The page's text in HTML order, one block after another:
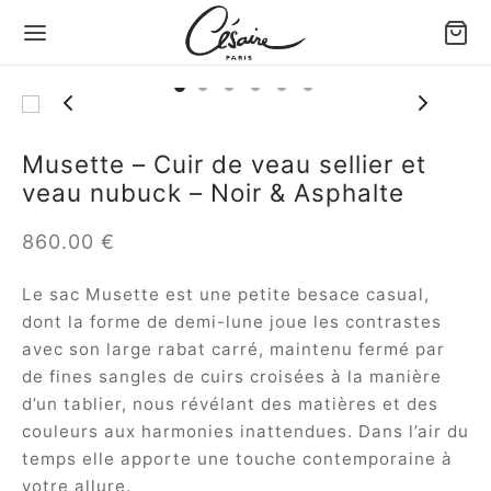
Musette – Cuir de veau sellier et
veau nubuck – Noir & Asphalte
860.00 €
Le sac Musette est une petite besace casual,
dont la forme de demi-lune joue les contrastes
avec son large rabat carré, maintenu fermé par
de fines sangles de cuirs croisées à la manière
d’un tablier, nous révélant des matières et des
couleurs aux harmonies inattendues. Dans l’air du
temps elle apporte une touche contemporaine à
votre allure.
& ACCESSOIRES
par porté
par volume
par type
maroquinerie
PAR PORTÉ
à main
porté épaule
bandoulière
PAR VOLUME
sacs & Cabas
moyens
sacs & Pochettes
PAR TYPE
souples
tressés
MAROQUINERIE
holster Confident
téléphone Léo
Portefeuille éventail
éventail
Césaire x Joséphine